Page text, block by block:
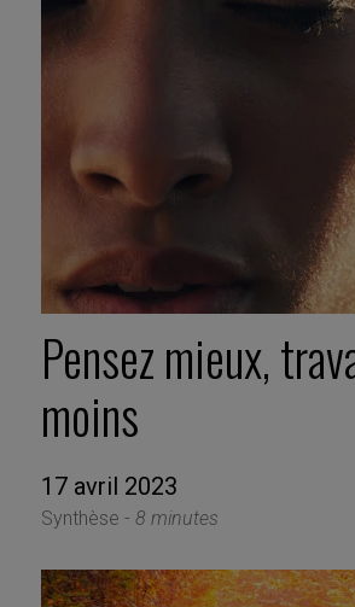
Pensez mieux,
moins
17 avril 2023
Synthèse - 8 minutes